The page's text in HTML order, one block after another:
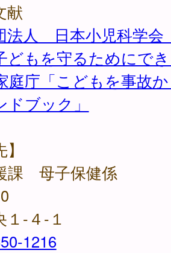
献
法人 日本小児科学会
もを守るためにで
庭庁「こどもを事故
ブック」
課 母子保健係
１-４-１
1216